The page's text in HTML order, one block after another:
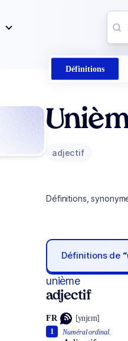
Définitions
adjectif
Définitions,
Définitions de
unième
adjectif
FR [ynjɛm]
Numéral ordinal.
1